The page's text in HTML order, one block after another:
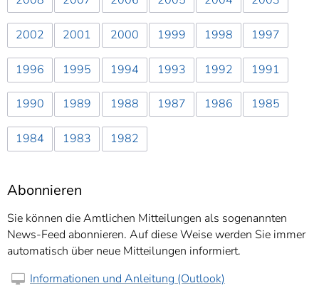
2002 2001 2000 1999 1998 1997
1996 1995 1994 1993 1992 1991
1990 1989 1988 1987 1986 1985
1984 1983 1982
Abonnieren
Sie können die Amtlichen Mitteilungen als sogenannten
News-Feed abonnieren. Auf diese Weise werden Sie immer
automatisch über neue Mitteilungen informiert.
Informationen und Anleitung (Outlook)